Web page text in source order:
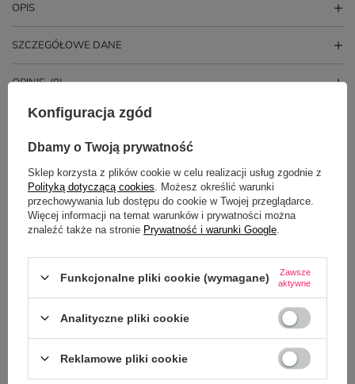
OPIS
SZCZEGÓŁOWE DANE
OPINIE (0)
niezwłocznie, najciekawsze pytania i
ZADAJ PYTANIE
Konfiguracja zgód
Dbamy o Twoją prywatność
Sklep korzysta z plików cookie w celu realizacji usług zgodnie z
Polityką dotyczącą cookies . Możesz określić warunki
przechowywania lub dostępu do cookie w Twojej przeglądarce.
Więcej informacji na temat warunków i prywatności można
znaleźć także na stronie Prywatność i warunki Google
Funkcjonalne pliki cookie (wymagane)
Zawsze
aktywne
Analityczne pliki cookie
Reklamowe pliki cookie